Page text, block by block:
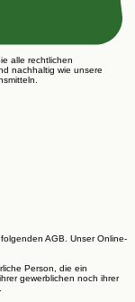
alle rechtlichen
nachhaltig wie unsere
AGB. Unser Online-
Person, die ein
gewerblichen noch ihrer